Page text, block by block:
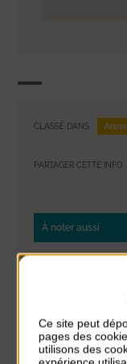
CLASSÉ DANS :
PARTAGER CETTE INFO
À noter aussi
Stretching
du 3 Août au 7 Août
Ce site peut
pages des
utilisons des